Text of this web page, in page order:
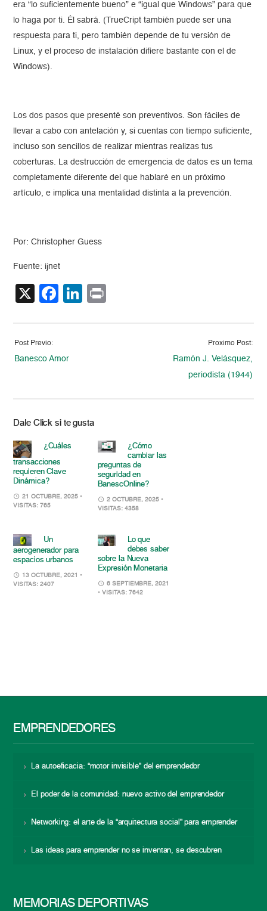
era “lo suficientemente bueno” e “igual que Windows” para que
lo haga por ti. Él sabrá. (TrueCript también puede ser una
respuesta para ti, pero también depende de tu versión de
Linux, y el proceso de instalación difiere bastante con el de
Windows).
Los dos pasos que presenté son preventivos. Son fáciles de
llevar a cabo con antelación y, si cuentas con tiempo suficiente,
incluso son sencillos de realizar mientras realizas tus
coberturas. La destrucción de emergencia de datos es un tema
completamente diferente del que hablaré en un próximo
artículo, e implica una mentalidad distinta a la prevención.
Por: Christopher Guess
Fuente: ijnet
X Facebook
LinkedIn
Post Previo:
Banesco Amor
Proximo Post:
Ramón J. Velásquez,
periodista (1944)
Dale Click si te gusta
¿Cuáles
transacciones
requieren Clave
Dinámica?
21 OCTUBRE, 2025 •
VISITAS: 765
¿Cómo
cambiar las
preguntas de
seguridad en
BanescOnline?
2 OCTUBRE, 2025 •
VISITAS: 4358
Un
aerogenerador para
espacios urbanos
13 OCTUBRE, 2021 •
VISITAS: 2407
Lo que
debes saber
sobre la Nueva
Expresión Monetaria
6 SEPTIEMBRE, 2021
• VISITAS: 7642
EMPRENDEDORES
La autoeficacia: “motor invisible” del emprendedor
El poder de la comunidad: nuevo activo del emprendedor
Networking: el arte de la “arquitectura social” para emprender
Las ideas para emprender no se inventan, se descubren
MEMORIAS DEPORTIVAS